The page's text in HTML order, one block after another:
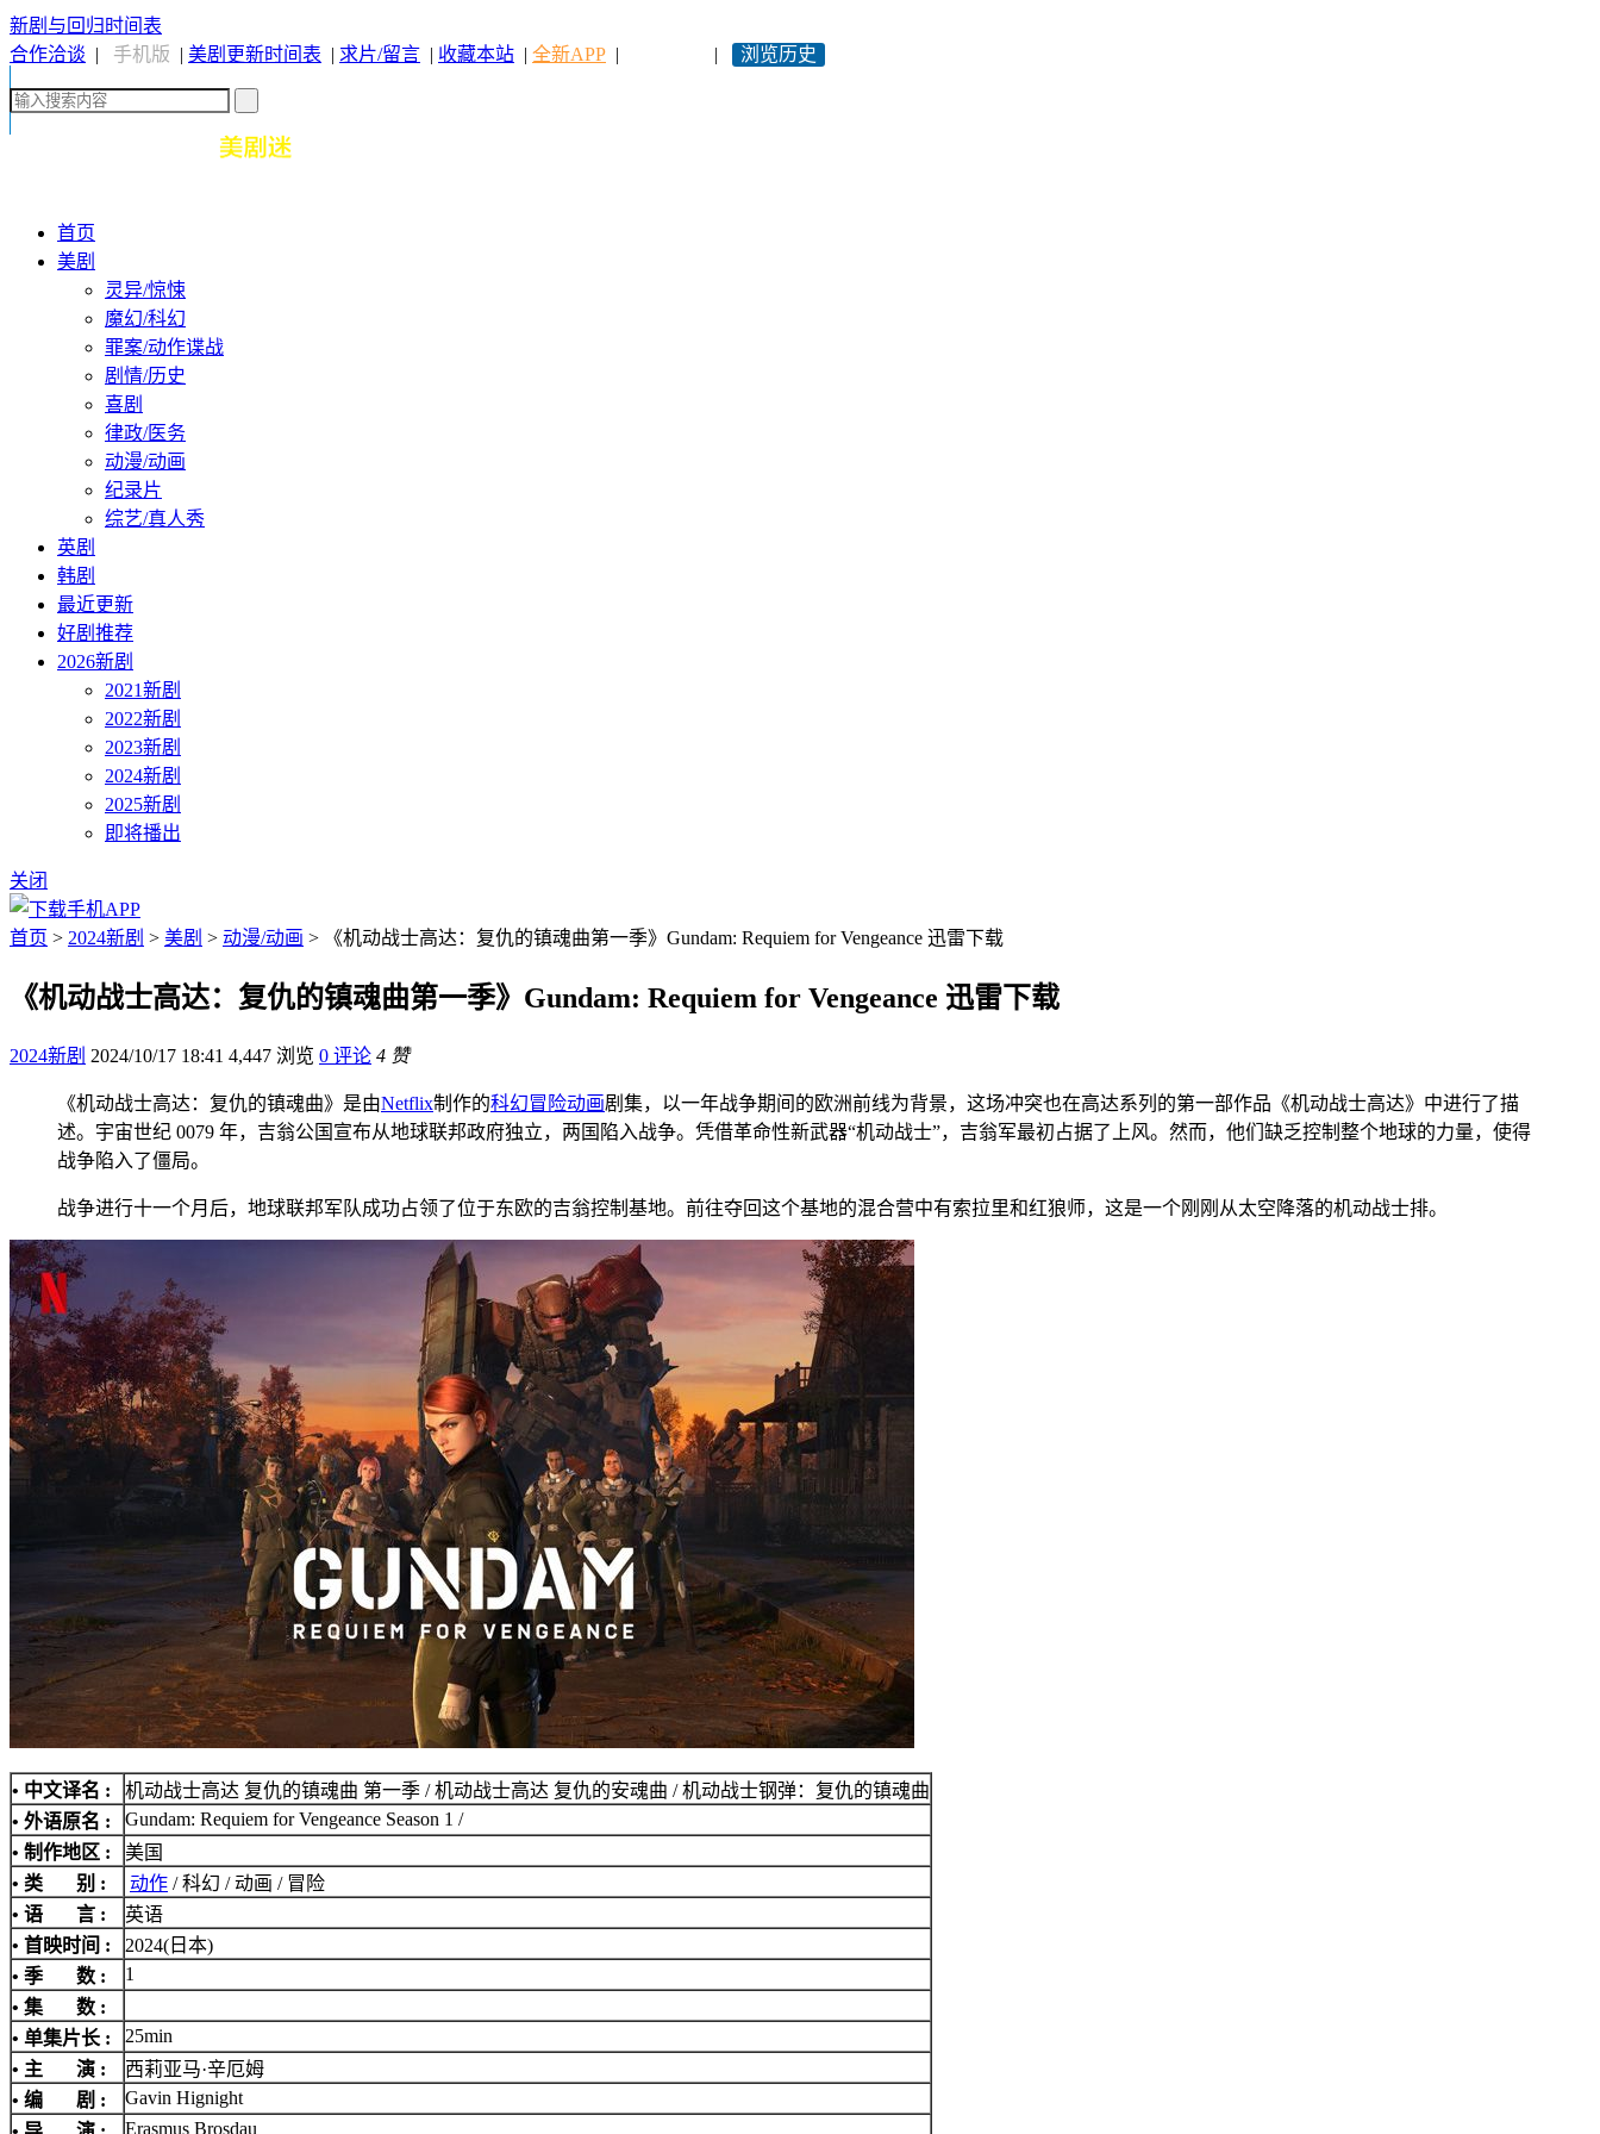
新剧与回归时间表
合作洽谈 | 手机版 | 美剧更新时间表 | 求片/留言 | 收藏本站 | 全新APP | | 浏览历史
首页
美剧
灵异/惊悚
魔幻/科幻
罪案/动作谍战
剧情/历史
喜剧
律政/医务
动漫/动画
纪录片
综艺/真人秀
英剧
韩剧
最近更新
好剧推荐
2026新剧
2021新剧
2022新剧
2023新剧
2024新剧
2025新剧
即将播出
关闭
首页 > 2024新剧 > 美剧 > 动漫/动画 > 《机动战士高达：复仇的镇魂曲第一季》Gundam: Requiem for Vengeance 迅雷下载
《机动战士高达：复仇的镇魂曲第一季》Gundam: Requiem for Vengeance 迅雷下载
2024新剧 2024/10/17 18:41 4,447 浏览 0 评论 4 赞
《机动战士高达：复仇的镇魂曲》是由Netflix制作的科幻冒险动画剧集，以一年战争期间的欧洲前线为背景，这场冲突也在高达系列的第一部作品《机动战士高达》中进行了描
述。宇宙世纪 0079 年，吉翁公国宣布从地球联邦政府独立，两国陷入战争。凭借革命性新武器“机动战士”，吉翁军最初占据了上风。然而，他们缺乏控制整个地球的力量，使得
战争陷入了僵局。
战争进行十一个月后，地球联邦军队成功占领了位于东欧的吉翁控制基地。前往夺回这个基地的混合营中有索拉里和红狼师，这是一个刚刚从太空降落的机动战士排。
• 中文译名 :
机动战士高达 复仇的镇魂曲 第一季 / 机动战士高达 复仇的安魂曲 / 机动战士钢弹：复仇的镇魂曲
• 外语原名 :
Gundam: Requiem for Vengeance Season 1 /
• 制作地区 :
美国
• 类 别 :
动作 / 科幻 / 动画 / 冒险
• 语 言 :
英语
• 首映时间 :
2024(日本)
• 季 数 :
1
• 集 数 :
• 单集片长 :
25min
• 主 演 :
西莉亚马·辛厄姆
• 编 剧 :
Gavin Hignight
Erasmus Brosdau